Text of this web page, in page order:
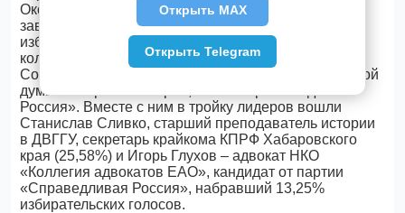
Окончательные итоги выборов будут подведены
завтра, 15 сентября. На сегодня в Кировском
избирательном округе Хабаровска наибольшее
количество голосов – 44,04% - на счету Сергея
Сокуренко, руководителя аппарата Законодательной
думы Хабаровского края, члена партии «Единая
Россия». Вместе с ним в тройку лидеров вошли
Станислав Сливко, старший преподаватель истории
в ДВГГУ, секретарь крайкома КПРФ Хабаровского
края (25,58%) и Игорь Глухов – адвокат НКО
«Коллегия адвокатов ЕАО», кандидат от партии
«Справедливая Россия», набравший 13,25%
избирательских голосов.
Открыть MAX
Открыть Telegram